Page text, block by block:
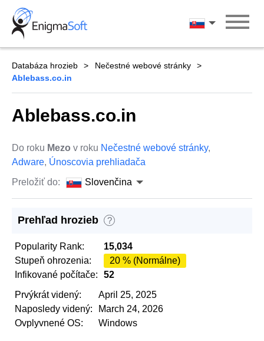
Skip
content
Slovenčina
Databáza hrozieb
Nečestné webové stránky
Ablebass.co.in
Ablebass.co.in
Do roku Mezo v roku Nečestné webové stránky,
Adware, Únoscovia prehliadača
Preložiť do:
Slovenčina
Prehľad hrozieb ?
Popularity Rank:
15,034
Stupeň ohrozenia:
20 % (Normálne)
Infikované počítače:
52
Prvýkrát videný:
April 25, 2025
Naposledy videný:
March 24, 2026
Ovplyvnené OS:
Windows